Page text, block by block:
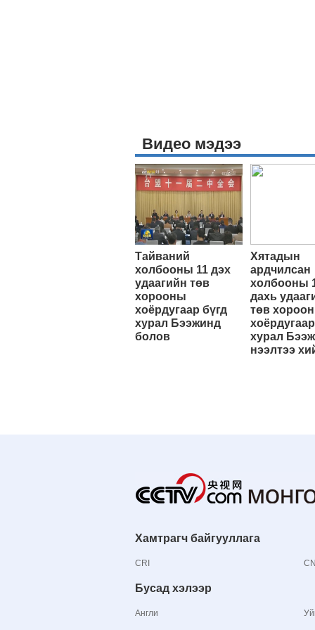
Видео мэдээ
Тайваний
холбооны 11 дэх
удаагийн төв
хорооны
хоёрдугаар бүгд
хурал Бээжинд
болов
Хятадын
ардчилсан
холбооны
дахь
төв
хурал
нээлтээ
Хамтрагч байгууллага
CRI
Бусад хэлээр
Англи